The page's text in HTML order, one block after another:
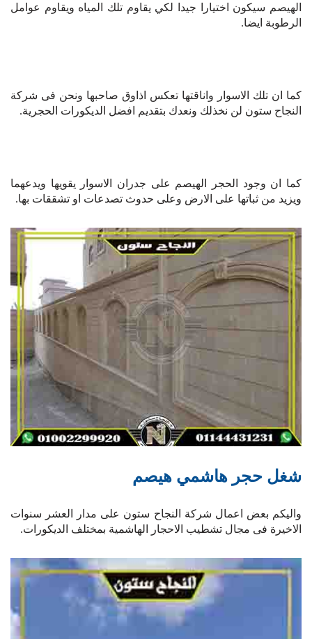
الهيصم سيكون اختيارا جيدا لكي يقاوم تلك المياه ويقاوم عوامل
الرطوبة ايضا.
كما ان تلك الاسوار واناقتها تعكس اذاوق صاحبها ونحن فى شركة
النجاح ستون لن نخذلك ونعدك بتقديم افضل الديكورات الحجرية.
كما ان وجود الحجر الهيصم على جدران الاسوار يقويها ويدعهما
ويزيد من ثباتها على الارض وعلى حدوث تصدعات او تشققات بها.
شغل حجر هاشمي هيصم
واليكم بعض اعمال شركة النجاح ستون على مدار العشر سنوات
الاخيرة فى مجال تشطيب الاحجار الهاشمية بمختلف الديكورات.